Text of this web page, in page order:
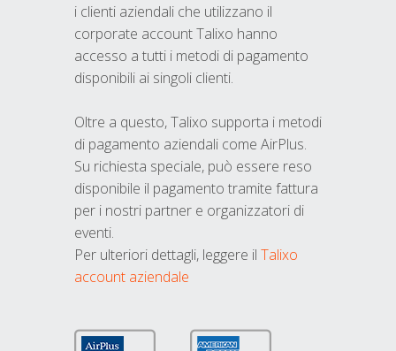
i clienti aziendali che utilizzano il
corporate account Talixo hanno
accesso a tutti i metodi di pagamento
disponibili ai singoli clienti.
Oltre a questo, Talixo supporta i metodi
di pagamento aziendali come AirPlus.
Su richiesta speciale, può essere reso
disponibile il pagamento tramite fattura
per i nostri partner e organizzatori di
eventi.
Per ulteriori dettagli, leggere il Talixo
account aziendale